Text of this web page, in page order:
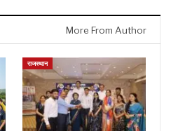
More From Author
राजस्थान